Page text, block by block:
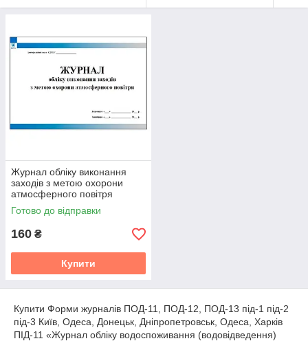
Журнал обліку виконання
заходів з метою охорони
атмосферного повітря
Готово до відправки
160 ₴
Купити
Купити Форми журналів ПОД-11, ПОД-12, ПОД-13 під-1 під-2
під-3 Київ, Одеса, Донецьк, Дніпропетровськ, Одеса, Харків
ПІД-11 «Журнал обліку водоспоживання (водовідведення)